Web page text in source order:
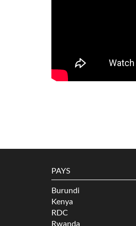
contre
les
PAYS
Burundi
Kenya
RDC
Rwanda